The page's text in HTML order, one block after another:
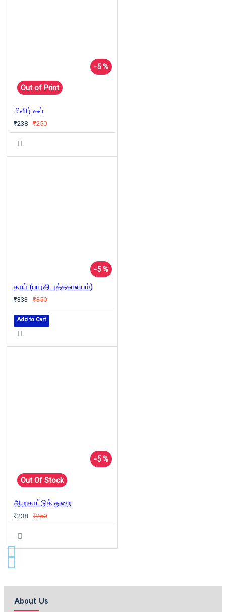
-5 %
Out of Print
மிளிர் கல்
₹238 ₹250
-5 %
தாய் (பாரதி புத்தகாலயம்)
₹333 ₹350
Add to Cart
-5 %
Out Of Stock
ஆறுகாட்டுத் துறை
₹238 ₹250
About Us